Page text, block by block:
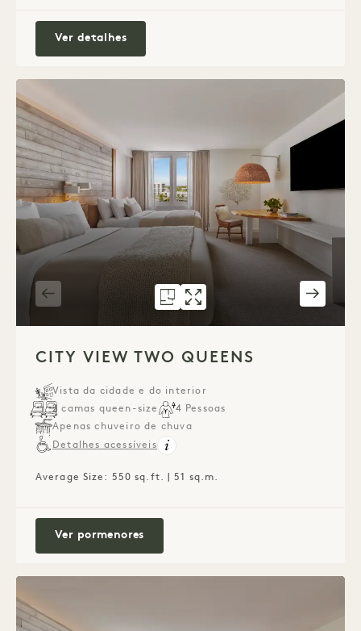
Ver detalhesJunior Suite King com Vista Cidade e
PLANTA 1265 CITY VIEW TWO
GALERIA 1265 CITY VIEW
CITY VIEW TWO QUEENS
Vista da cidade e do interior
2 camas queen-size
4 Pessoas
Apenas chuveiro de chuva
Detalhes acessíveis
Average Size: 550 sq.ft. | 51 sq.m.
Ver pormenoresCity View Two Queens